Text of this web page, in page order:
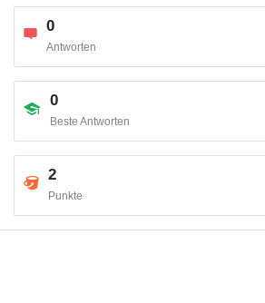
0
Antworten
0
Beste Antworten
2
Punkte